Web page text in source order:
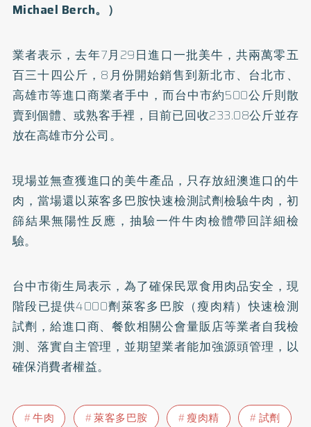
Michael Berch。）
業者表示，去年7月29日進口一批美牛，共兩萬零五
百三十四公斤，8月份開始銷售到新北市、台北市、
高雄市等進口商業者手中，而台中市約500公斤則散
賣到個體、或熟客手裡，目前已回收233.08公斤並存
放在高雄市分公司。
現場並無查獲進口的美牛產品，只存放紐澳進口的牛
肉，當場還以萊客多巴胺快速檢測試劑檢驗牛肉，初
篩結果無陽性反應，抽驗一件牛肉檢體帶回詳細檢
驗。
台中市衛生局表示，為了確保民眾食用肉品安全，現
階段已提供4000劑萊客多巴胺（瘦肉精）快速檢測
試劑，給進口商、餐飲相關公會量販店等業者自我檢
測、落實自主管理，並期望業者能加強源頭管理，以
確保消費者權益。
牛肉 萊客多巴胺 瘦肉精 試劑